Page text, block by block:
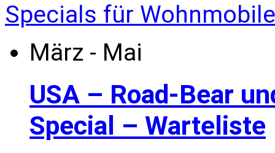
Specials für Wohnmobile
März - Mai
USA – Road-Bear
Special – Warteliste